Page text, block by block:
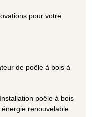
pour votre
de poêle à bois à
poêle à bois
renouvelable